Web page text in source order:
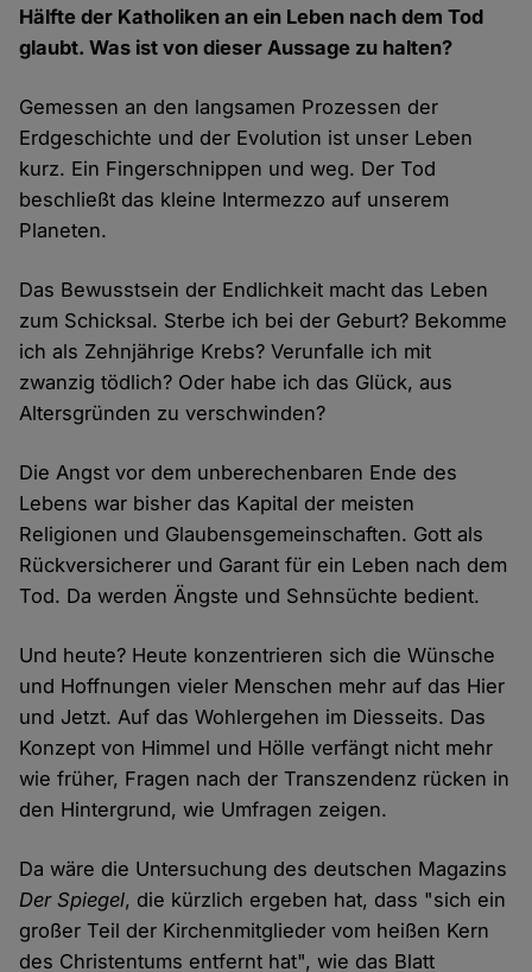
Hälfte der Katholiken an ein Leben nach dem Tod
glaubt. Was ist von dieser Aussage zu halten?
Gemessen an den langsamen Prozessen der
Erdgeschichte und der Evolution ist unser Leben
kurz. Ein Fingerschnippen und weg. Der Tod
beschließt das kleine Intermezzo auf unserem
Planeten.
Das Bewusstsein der Endlichkeit macht das Leben
zum Schicksal. Sterbe ich bei der Geburt? Bekomme
ich als Zehnjährige Krebs? Verunfalle ich mit
zwanzig tödlich? Oder habe ich das Glück, aus
Altersgründen zu verschwinden?
Die Angst vor dem unberechenbaren Ende des
Lebens war bisher das Kapital der meisten
Religionen und Glaubensgemeinschaften. Gott als
Rückversicherer und Garant für ein Leben nach dem
Tod. Da werden Ängste und Sehnsüchte bedient.
Und heute? Heute konzentrieren sich die Wünsche
und Hoffnungen vieler Menschen mehr auf das Hier
und Jetzt. Auf das Wohlergehen im Diesseits. Das
Konzept von Himmel und Hölle verfängt nicht mehr
wie früher, Fragen nach der Transzendenz rücken in
den Hintergrund, wie Umfragen zeigen.
Da wäre die Untersuchung des deutschen Magazins
Der Spiegel, die kürzlich ergeben hat, dass "sich ein
großer Teil der Kirchenmitglieder vom heißen Kern
des Christentums entfernt hat", wie das Blatt